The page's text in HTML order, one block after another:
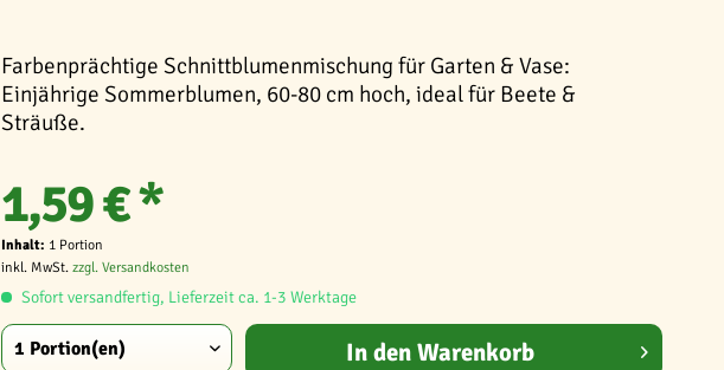
Farbenprächtige Schnittblumenmischung für Garten & Vase:
Einjährige Sommerblumen, 60-80 cm hoch, ideal für Beete &
Sträuße.
1,59 € *
Inhalt: 1 Portion
inkl. MwSt. zzgl. Versandkosten
Sofort versandfertig, Lieferzeit ca. 1-3 Werktage
In den Warenkorb